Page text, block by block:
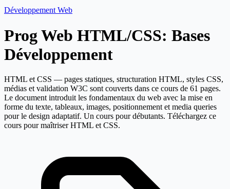
Développement Web
Prog Web HTML/CSS: Bases
Développement
HTML et CSS — pages statiques, structuration HTML, styles CSS,
médias et validation W3C sont couverts dans ce cours de 61 pages.
Le document introduit les fondamentaux du web avec la mise en
forme du texte, tableaux, images, positionnement et media queries
pour le design adaptatif. Un cours pour débutants. Téléchargez ce
cours pour maîtriser HTML et CSS.